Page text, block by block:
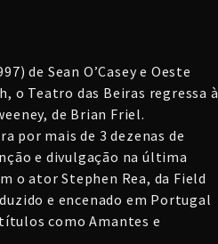
de Sean O’Casey e Oeste
o Teatro das Beiras regressa à
de Brian Friel.
por mais de 3 dezenas de
e divulgação na última
o ator Stephen Rea, da Field
e encenado em Portugal
títulos como Amantes e